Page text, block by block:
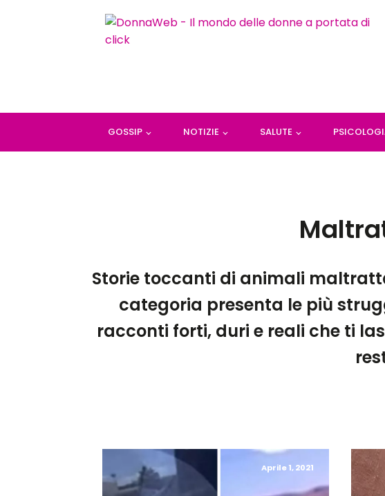
GOSSIP NOTIZIE SALUTE
Storie toccanti di animali
categoria presenta le più
racconti forti, duri e reali che ti
Aprile 1, 2021